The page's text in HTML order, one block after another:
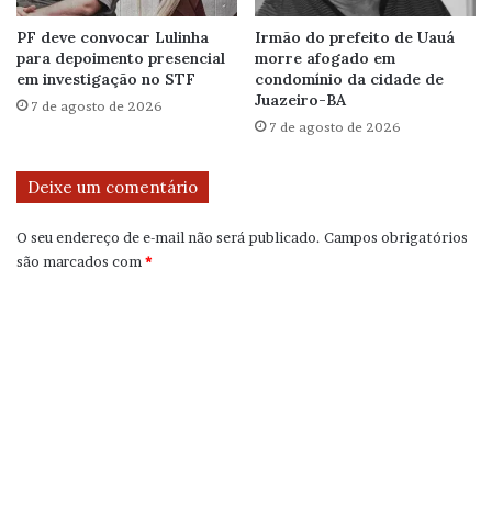
PF deve convocar Lulinha
para depoimento presencial
em investigação no STF
7 de agosto de 2026
Irmão do prefeito de Uauá
morre afogado em
condomínio da cidade de
Juazeiro-BA
7 de agosto de 2026
Deixe um comentário
O seu endereço de e-mail não será publicado. Campos obrigatórios
são marcados com *